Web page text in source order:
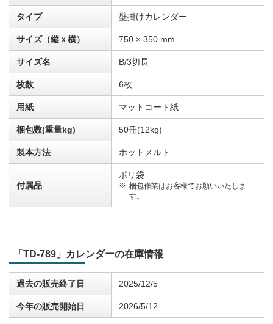
タイプ 壁掛けカレンダー
サイズ（縦ｘ横） 750 × 350 mm
サイズ名 B/3切長
枚数 6枚
用紙 マットコート紙
梱包数(重量kg) 50冊(12kg)
製本方法 ホットメルト
付属品
ポリ袋
梱包作業はお客様でお願いいたしま
す。
「TD-789」カレンダーの在庫情報
過去の販売終了日 2025/12/5
今年の販売開始日 2026/5/12